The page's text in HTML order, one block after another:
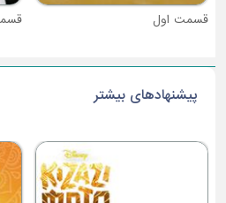
قسمت دوم
پیشنهادهای بیشتر